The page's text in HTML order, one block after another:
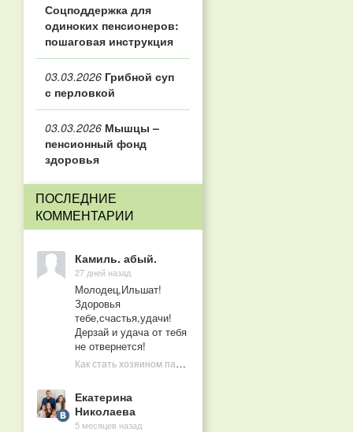
Соцподдержка для
одиноких пенсионеров:
пошаговая инструкция
03.03.2026 Грибной суп
с перловкой
03.03.2026 Мышцы –
пенсионный фонд
здоровья
ПОСЛЕДНИЕ
КОММЕНТАРИИ
Камиль. абый.
27 дней назад
Молодец,Ильшат!
Здоровья
тебе,счастья,удачи!
Дерзай и удача от тебя
не отвернется!
Как стать хозяином пасеки в 10 лет
Екатерина
Николаева
5 месяцев назад